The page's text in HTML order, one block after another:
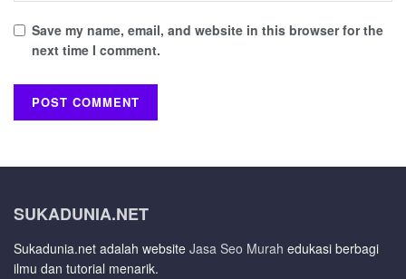
Save my name, email, and website in this browser for the
next time I comment.
SUKADUNIA.NET
Sukadunia.net adalah website Jasa Seo Murah edukasi berbagi
ilmu dan tutorial menarik.